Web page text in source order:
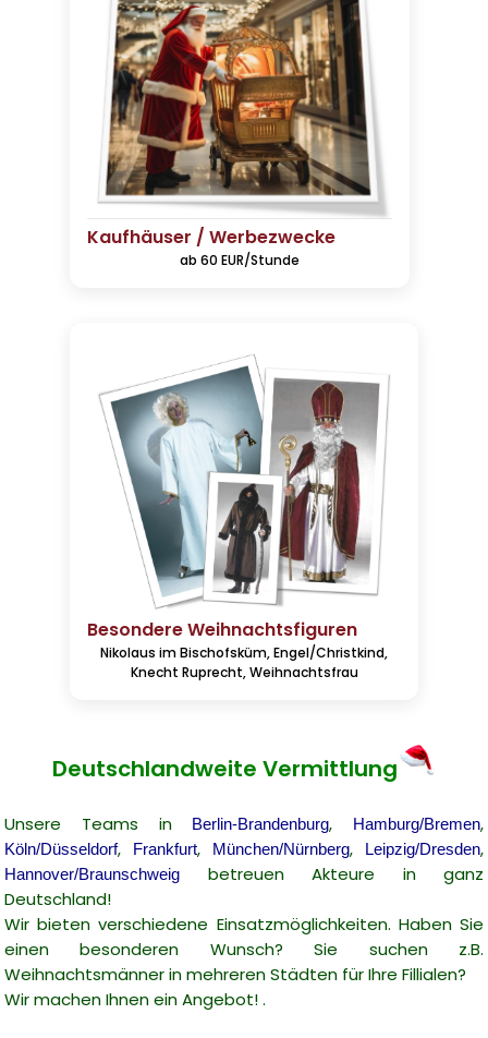
Kaufhäuser / Werbezwecke
ab 60 EUR/Stunde
Besondere Weihnachtsfiguren
Nikolaus im Bischofsküm, Engel/Christkind,
Knecht Ruprecht, Weihnachtsfrau
Deutschlandweite Vermittlung
Unsere Teams in Berlin-Brandenburg, Hamburg/Bremen,
Köln/Düsseldorf, Frankfurt, München/Nürnberg, Leipzig/Dresden,
Hannover/Braunschweig
betreuen Akteure in ganz
Deutschland!
Wir bieten verschiedene Einsatzmöglichkeiten. Haben Sie
einen besonderen Wunsch? Sie suchen z.B.
Weihnachtsmänner in mehreren Städten für Ihre Fillialen?
Wir machen Ihnen ein Angebot! .